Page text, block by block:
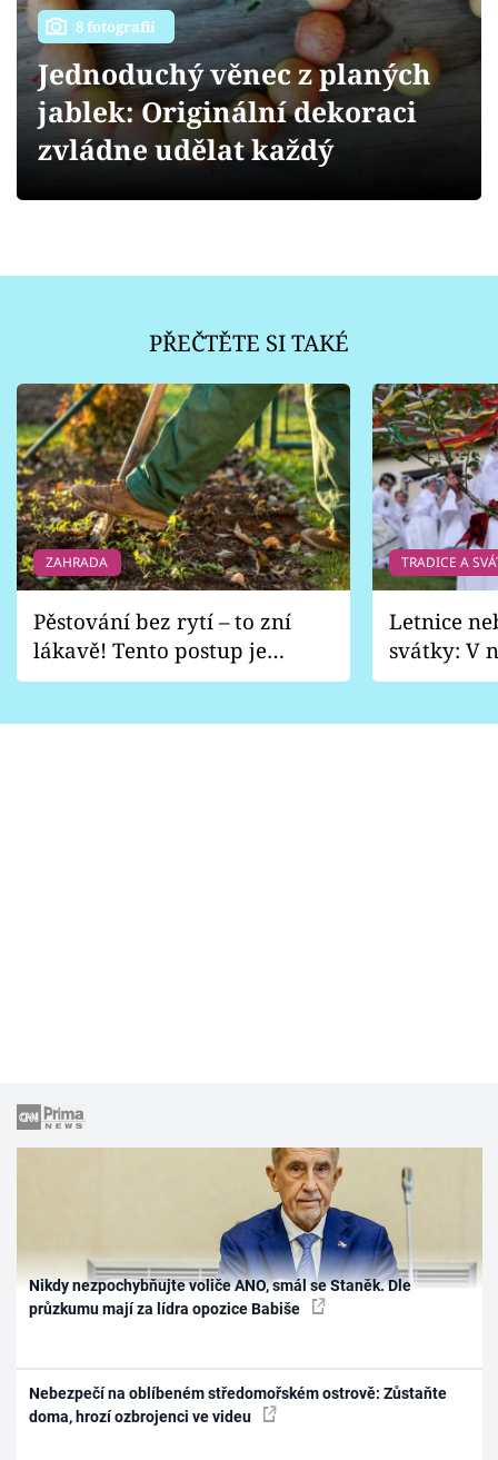
Přihlášení
Sledujte nás
8 fotografií
Jednoduchý věnec z planých
jablek: Originální dekoraci
zvládne udělat každý
PŘEČTĚTE SI TAKÉ
ZAHRADA
Pěstování bez rytí – to zní
lákavě! Tento postup je
vhodný jen pro některé
TRADICE A
Letnice
svátky: V
pondělí
Nikdy nezpochybňujte voliče ANO, smál se Staněk. Dle
průzkumu mají za lídra opozice Babiše
Nebezpečí na oblíbeném středomořském ostrově: Zůstaňte
doma, hrozí ozbrojenci ve videu